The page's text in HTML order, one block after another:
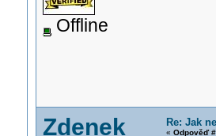
Offline
Zdenek Re: Jak
« Odpověď